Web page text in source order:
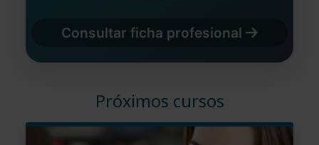
Consultar ficha profesional
Próximos cursos